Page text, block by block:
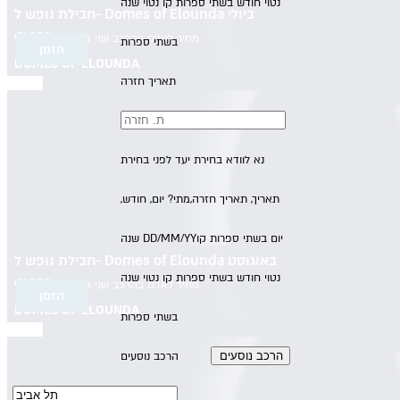
בשתי ספרות
תאריך חזרה
נא לוודא בחירת יעד לפני בחירת
תאריך, תאריך חזרה,מתי? יום, חודש,
DD/MM/YYיום בשתי ספרות קו
נטוי חודש בשתי ספרות קו נטוי שנה
בשתי ספרות
הרכב נוסעים
חבילת נופש ל- Domes of Elounda ביולי
€ 1379 מחיר לאדם בהרכב שני מבוגרים
הזמן
DOMES OF ELOUNDA
-13/8/26 חצי פנסיון העברות
חבילת נופש ל- Domes of Elounda באוגוסט
€ 1379 מחיר לאדם בהרכב שני מבוגרים
הזמן
DOMES OF ELOUNDA